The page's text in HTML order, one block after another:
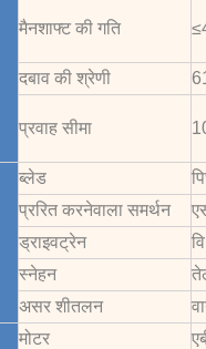
मैनशाफ्ट की गति
दबाव की श्रेणी
प्रवाह सीमा
ब्लेड
प्ररित करनेवाला समर्थन
ड्राइवट्रेन
स्नेहन
असर शीतलन
मोटर